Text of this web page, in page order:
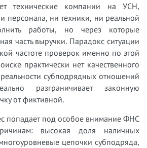
технические компании на УСН,
персонала, ни техники, ни реальной
работы, но через которые
часть выручки. Парадокс ситуации
частоте проверок именно по этой
практически нет качественного
субподрядных отношений
разграничивает законную
от фиктивной.
попадает под особое внимание ФНС
высокая доля наличных
цепочки субподряда,